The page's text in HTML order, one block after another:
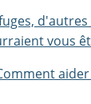
vous